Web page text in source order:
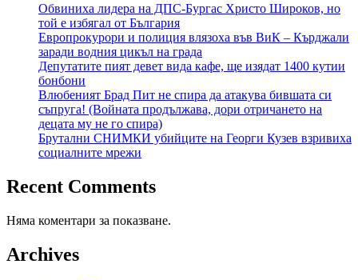
Обвиниха лидера на ДПС-Бургас Христо Широков, но
той е избягал от България
Европрокурори и полиция влязоха във ВиК – Кърджали
заради водния цикъл на града
Депутатите пият девет вида кафе, ще изядат 1400 кутии
бонбони
Влюбеният Брад Пит не спира да атакува бившата си
съпруга! (Войната продължава, дори отричането на
децата му не го спира)
Брутални СНИМКИ убийците на Георги Кузев взривиха
социалните мрежи
Recent Comments
Няма коментари за показване.
Archives